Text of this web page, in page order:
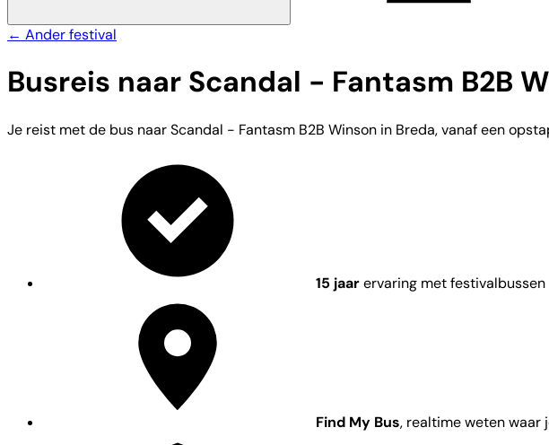
← Ander festival
Busreis naar Scandal - Fantasm B2B
Je reist met de bus naar Scandal - Fantasm B2B Winson in Breda, vanaf een
15 jaarervaring met festivalbussen
Find My Bus, realtime weten waar